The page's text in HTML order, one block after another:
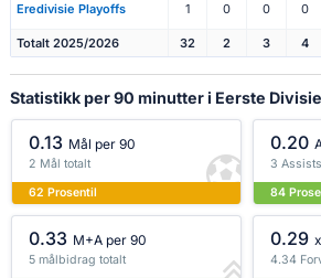
Eredivisie Playoffs 1 0 0 0
Totalt 2025/2026 32 2 3 4
Statistikk per 90 minutter i Eerste Divisie
0.13 Mål per 90
2 Mål totalt
62 Prosentil
0.20
3
84
0.33 M+A per 90
5 målbidrag totalt
0.29
4.34